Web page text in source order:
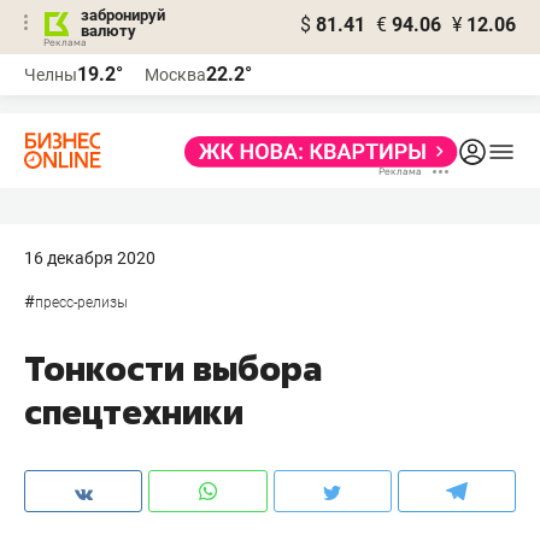
забронируй
валюту
$ 81.41 € 94.06 ¥ 12.06
Челны19.2° Москва22.2°
16 декабря 2020
#пресс-релизы
Тонкости выбора
спецтехники